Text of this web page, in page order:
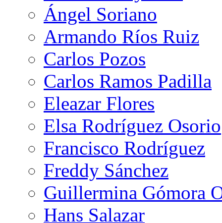
Ángel Soriano
Armando Ríos Ruiz
Carlos Pozos
Carlos Ramos Padilla
Eleazar Flores
Elsa Rodríguez Osorio
Francisco Rodríguez
Freddy Sánchez
Guillermina Gómora
Hans Salazar